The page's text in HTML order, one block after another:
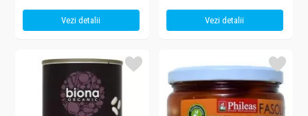
Vezi detalii Vezi detalii